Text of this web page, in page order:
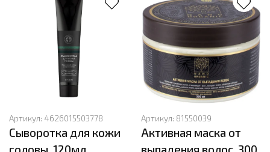
Артикул: 4626015503778
Сыворотка для кожи
головы, 120мл
Артикул: 81550039
Активная маска от
выпадения волос, 300